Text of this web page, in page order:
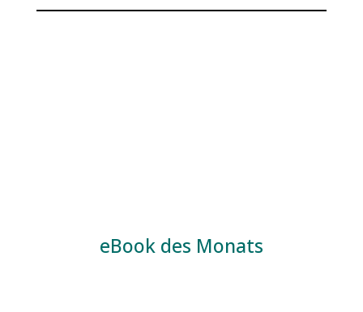
eBook des Monats